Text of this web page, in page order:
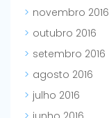
novembro 2016
outubro 2016
setembro 2016
agosto 2016
julho 2016